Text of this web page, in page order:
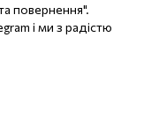
повернення".
і ми з радістю